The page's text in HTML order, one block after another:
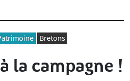
Bretons
la campagne !